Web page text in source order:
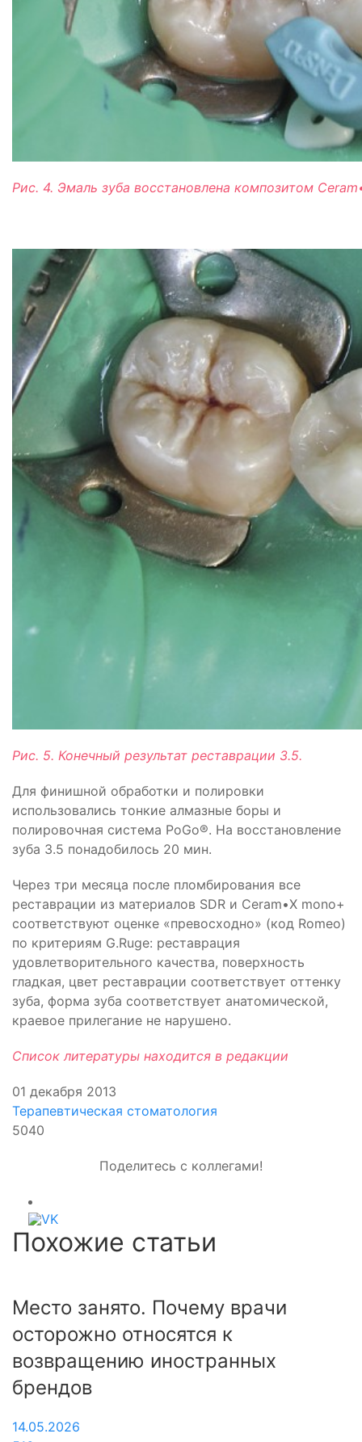
Рис. 4. Эмаль зуба восстановлена композитом
Рис. 5. Конечный результат реставрации 3.5.
Для финишной обработки и полировки
использовались тонкие алмазные боры и
полировочная система PoGo®. На восстановление
зуба 3.5 понадобилось 20 мин.
Через три месяца после пломбирования все
реставрации из материалов SDR и Ceram•X mono+
соответствуют оценке «превосходно» (код Romeo)
по критериям G.Ruge: реставрация
удовлетворительного качества, поверхность
гладкая, цвет реставрации соответствует оттенку
зуба, форма зуба соответствует анатомической,
краевое прилегание не нарушено.
Список литературы находится в редакции
01 декабря 2013
Терапевтическая стоматология
5040
Поделитесь с коллегами!
Похожие статьи
Место занято. Почему врачи
осторожно относятся к
возвращению иностранных
брендов
14.05.2026